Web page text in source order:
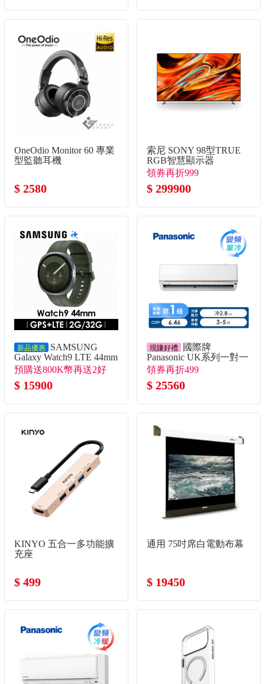
OneOdio Monitor 60 專業
型監聽耳機
$ 2580
索尼 SONY 98型TRUE
RGB智慧顯示器
領券再折999
$ 299900
新品優惠
SAMSUNG
Galaxy Watch9 LTE 44mm
智慧手錶 冰川銀
預購送800K幣再送2好
禮！
$ 15900
現賺好禮
國際牌
Panasonic UK系列一對一
變頻單冷空調
領券再折499
$ 25560
KINYO 五合一多功能擴
充座
$ 499
通用 75吋席白電動布幕
$ 19450